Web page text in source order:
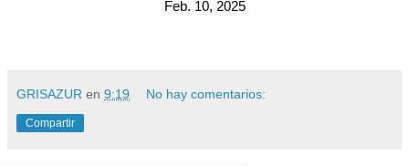
Feb. 10, 2025
GRISAZUR en 9:19 No hay comentarios:
Compartir